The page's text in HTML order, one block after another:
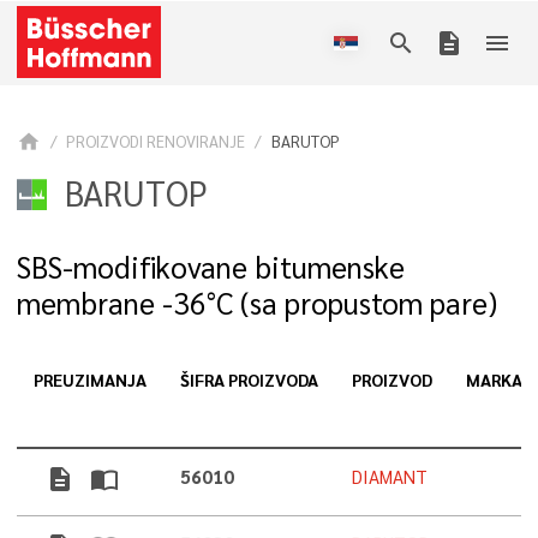
search description menu
home PROIZVODI RENOVIRANJE BARUTOP
BARUTOP
SBS-modifikovane bitumenske
membrane -36°C (sa propustom pare)
PREUZIMANJA ŠIFRA PROIZVODA PROIZVOD MARKA
description import_contacts 56010 DIAMANT